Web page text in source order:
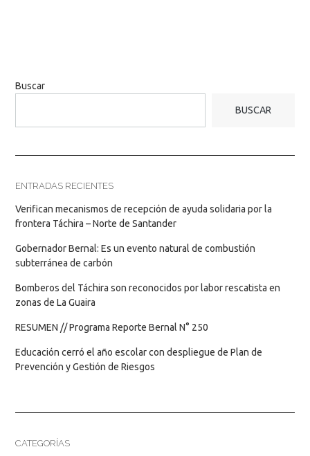
Buscar
BUSCAR
ENTRADAS RECIENTES
Verifican mecanismos de recepción de ayuda solidaria por la
frontera Táchira – Norte de Santander
Gobernador Bernal: Es un evento natural de combustión
subterránea de carbón
Bomberos del Táchira son reconocidos por labor rescatista en
zonas de La Guaira
RESUMEN // Programa Reporte Bernal N° 250
Educación cerró el año escolar con despliegue de Plan de
Prevención y Gestión de Riesgos
CATEGORÍAS